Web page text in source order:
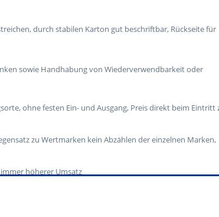
durch stabilen Karton gut beschriftbar, Rückseite für
sowie Handhabung von Wiederverwendbarkeit oder
ohne festen Ein- und Ausgang, Preis direkt beim Eintritt
zu Wertmarken kein Abzählen der einzelnen Marken,
höherer Umsatz